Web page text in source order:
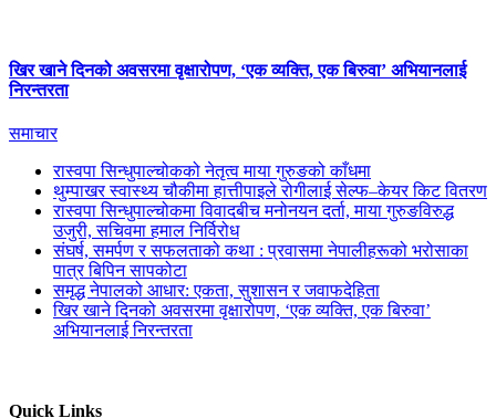
खिर खाने दिनको अवसरमा वृक्षारोपण, ‘एक व्यक्ति, एक बिरुवा’ अभियानलाई
निरन्तरता
समाचार
रास्वपा सिन्धुपाल्चोकको नेतृत्व माया गुरुङको काँधमा
थुम्पाखर स्वास्थ्य चौकीमा हात्तीपाइले रोगीलाई सेल्फ–केयर किट वितरण
रास्वपा सिन्धुपाल्चोकमा विवादबीच मनोनयन दर्ता, माया गुरुङविरुद्ध
उजुरी, सचिवमा हमाल निर्विरोध
संघर्ष, समर्पण र सफलताको कथा : प्रवासमा नेपालीहरूको भरोसाका
पात्र बिपिन सापकोटा
समृद्ध नेपालको आधार: एकता, सुशासन र जवाफदेहिता
खिर खाने दिनको अवसरमा वृक्षारोपण, ‘एक व्यक्ति, एक बिरुवा’
अभियानलाई निरन्तरता
Quick Links